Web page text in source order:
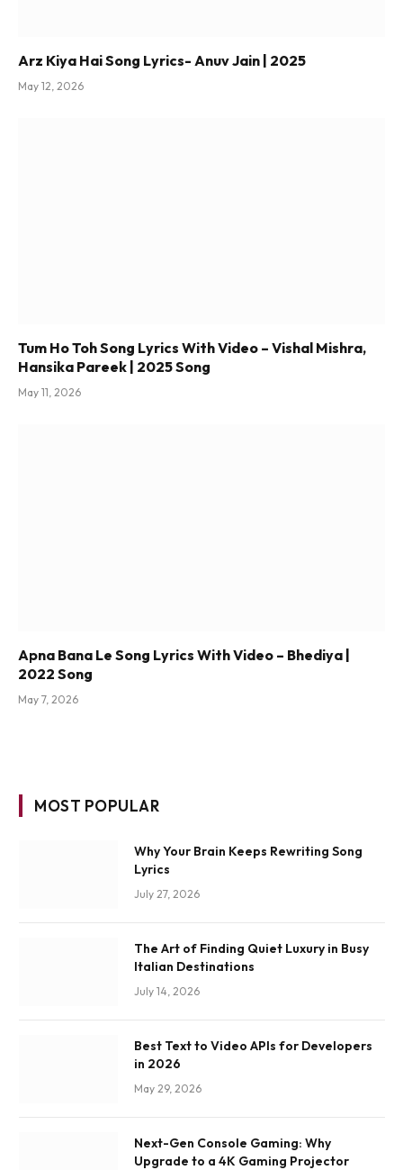
Arz Kiya Hai Song Lyrics- Anuv Jain | 2025
May 12, 2026
Tum Ho Toh Song Lyrics With Video – Vishal Mishra,
Hansika Pareek | 2025 Song
May 11, 2026
Apna Bana Le Song Lyrics With Video – Bhediya |
2022 Song
May 7, 2026
MOST POPULAR
Why Your Brain Keeps Rewriting Song
Lyrics
July 27, 2026
The Art of Finding Quiet Luxury in Busy
Italian Destinations
July 14, 2026
Best Text to Video APIs for Developers
in 2026
May 29, 2026
Next-Gen Console Gaming: Why
Upgrade to a 4K Gaming Projector